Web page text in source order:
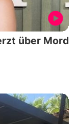
über Mord